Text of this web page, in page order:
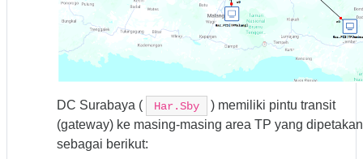
DC Surabaya ( Har.Sby
) memiliki pintu transit
(gateway) ke masing-masing area TP yang dipetakan
sebagai berikut: